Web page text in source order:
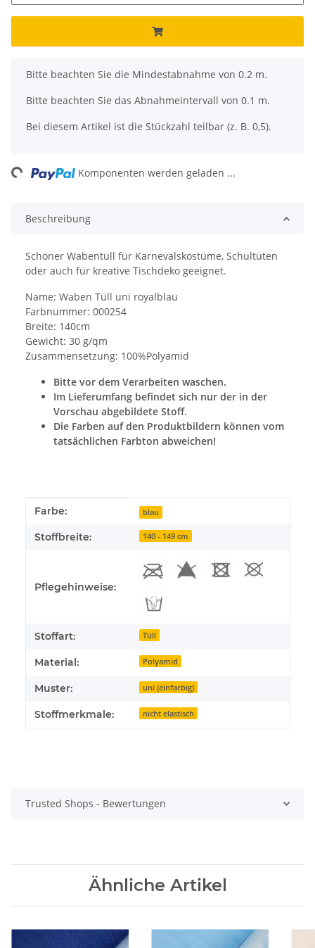
x
Bitte beachten Sie die Mindestabnahme von 0.2 m.
Bitte beachten Sie das Abnahmeintervall von 0.1 m.
Bei diesem Artikel ist die Stückzahl teilbar (z. B. 0,5).
Komponenten werden geladen ...
Beschreibung
Schöner Wabentüll für Karnevalskostüme, Schultüten
oder auch für kreative Tischdeko geeignet.
Name: Waben Tüll uni royalblau
Farbnummer: 000254
Breite: 140cm
Gewicht: 30 g/qm
Zusammensetzung: 100%Polyamid
Bitte vor dem Verarbeiten waschen.
Im Lieferumfang befindet sich nur der in der
Vorschau abgebildete Stoff.
Die Farben auf den Produktbildern können vom
tatsächlichen Farbton abweichen!
Produkteigenschaft
Wert
Farbe: blau
Stoffbreite: 140 - 149 cm
Pflegehinweise:
Stoffart: Tüll
Material: Polyamid
Muster: uni (einfarbig)
Stoffmerkmale: nicht elastisch
Trusted Shops - Bewertungen
Ähnliche Artikel